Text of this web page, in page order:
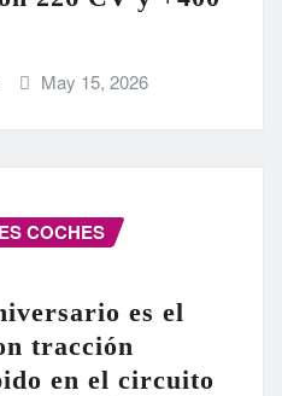
May 15, 2026
COCHES
es el
tracción
en el circuito